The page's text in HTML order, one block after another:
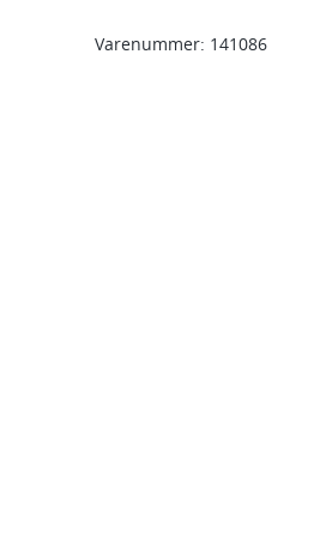
Varenummer: 141086